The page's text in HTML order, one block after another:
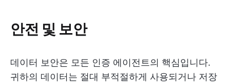
안전 및 보안
데이터 보안은 모든 인증 에이전트의 핵심입니다.
귀하의 데이터는 절대 부적절하게 사용되거나 저장